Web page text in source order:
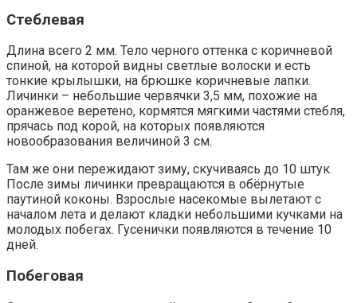
Стеблевая
Длина всего 2 мм. Тело черного оттенка с коричневой
спиной, на которой видны светлые волоски и есть
тонкие крылышки, на брюшке коричневые лапки.
Личинки – небольшие червячки 3,5 мм, похожие на
оранжевое веретено, кормятся мягкими частями стебля,
прячась под корой, на которых появляются
новообразования величиной 3 см.
Там же они пережидают зиму, скучиваясь до 10 штук.
После зимы личинки превращаются в обёрнутые
паутиной коконы. Взрослые насекомые вылетают с
началом лета и делают кладки небольшими кучками на
молодых побегах. Гусенички появляются в течение 10
дней.
Побеговая